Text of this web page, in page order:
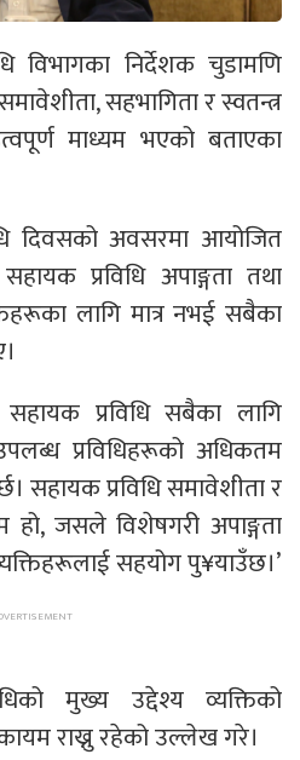
विभागका निर्देशक चुडामणि
सहभागिता र स्वतन्त्र
माध्यम भएको बताएका
दिवसको अवसरमा आयोजित
प्रविधि अपाङ्गता तथा
लागि मात्र नभई सबैका
प्रविधि सबैका लागि
प्रविधिहरूको अधिकतम
सहायक प्रविधि समावेशीता र
हो, जसले विशेषगरी अपाङ्गता
सहयोग पु¥याउँछ।’
मुख्य उद्देश्य व्यक्तिको
राख्नु रहेको उल्लेख गरे।